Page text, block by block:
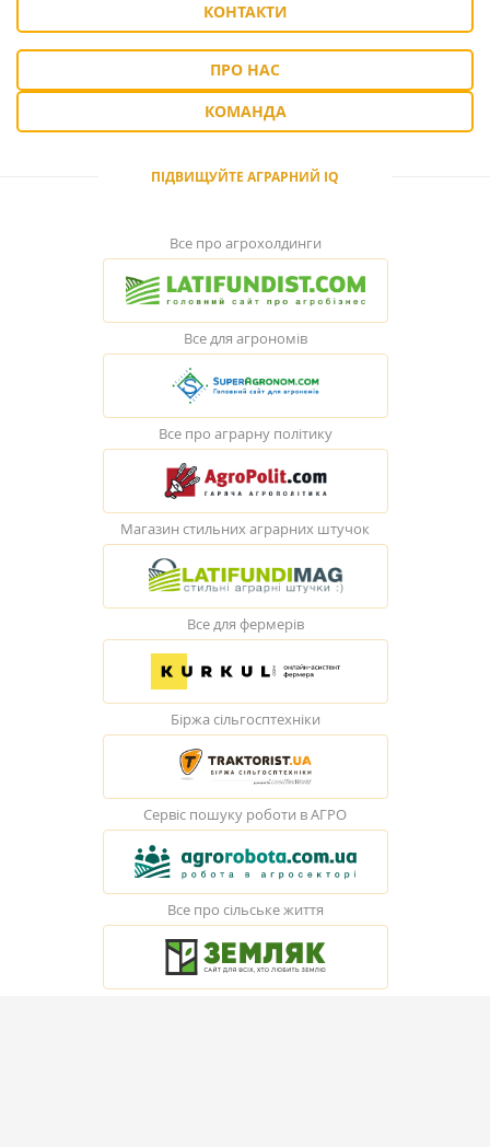
КОНТАКТИ
ПРО НАС
КОМАНДА
ПІДВИЩУЙТЕ АГРАРНИЙ IQ
Все про агрохолдинги
Все для агрономів
Все про аграрну політику
Магазин стильних аграрних штучок
Все для фермерів
Біржа сільгосптехніки
Сервіс пошуку роботи в АГРО
Все про сільське життя